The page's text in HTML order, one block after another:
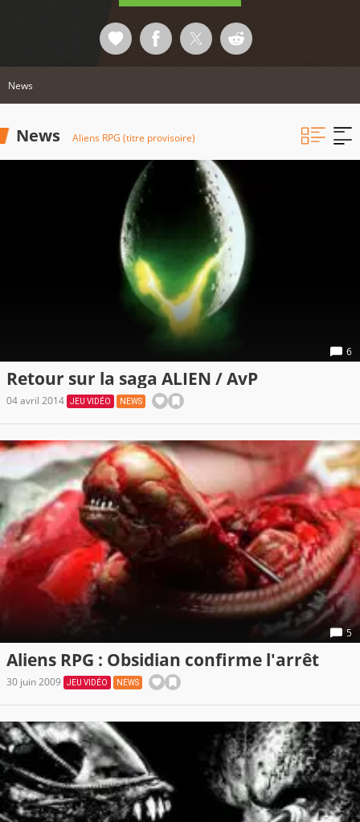
News
News Aliens RPG (titre provisoire)
6
Retour sur la saga ALIEN / AvP
04 avril 2014 JEU VIDÉO NEWS
5
Aliens RPG : Obsidian confirme l'arrêt
30 juin 2009 JEU VIDÉO NEWS